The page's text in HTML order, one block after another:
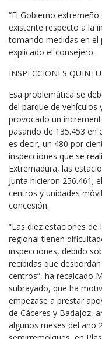
“El Gobierno
existente respecto a la
tomando medidas en el
explicado el consejero.
INSPECCIONES
Esa problemática se
del parque de vehículos
provocado un
pasando de 135.453 en
es decir, un 480 por
inspecciones que se
Extremadura, las
Junta hicieron 256.461;
centros y unidades
concesión.
“Las diez estaciones
regional tienen
inspecciones, debido
recibidas que
centros”, ha recalcado
subrayado, que ha
empezase a prestar
de Cáceres y Badajoz,
algunos meses del año